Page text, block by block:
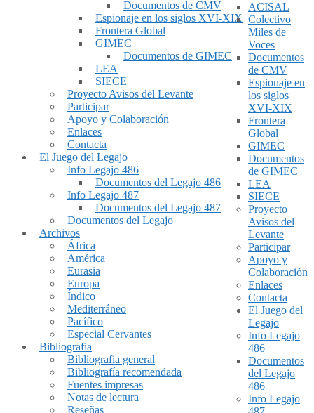
Documentos de CMV
Espionaje en los siglos XVI-XIX
Frontera Global
GIMEC
Documentos de GIMEC
LEA
SIECE
Proyecto Avisos del Levante
Participar
Apoyo y Colaboración
Enlaces
Contacta
El Juego del Legajo
Info Legajo 486
Documentos del Legajo 486
Info Legajo 487
Documentos del Legajo 487
Documentos del Legajo
Archivos
África
América
Eurasia
Europa
Índico
Mediterráneo
Pacífico
Especial Cervantes
Bibliografia
Bibliografia general
Bibliografía recomendada
Fuentes impresas
Notas de lectura
Reseñas
ACISAL
Colectivo
Miles de
Voces
Documentos
de CMV
Espionaje en
los siglos
XVI-XIX
Frontera
Global
GIMEC
Documentos
de GIMEC
LEA
SIECE
Proyecto
Avisos del
Levante
Participar
Apoyo y
Colaboración
Enlaces
Contacta
El Juego del
Legajo
Info Legajo
486
Documentos
del Legajo
486
Info Legajo